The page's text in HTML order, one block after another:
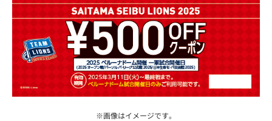
※画像はイメージです。